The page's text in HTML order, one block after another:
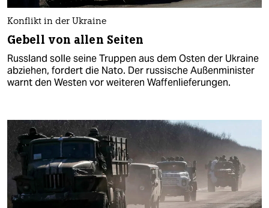
Konflikt in der Ukraine
Gebell von allen Seiten
Russland solle seine Truppen aus dem Osten der Ukraine
abziehen, fordert die Nato. Der russische Außenminister
warnt den Westen vor weiteren Waffenlieferungen.